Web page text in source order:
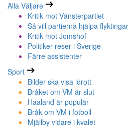
Alla Väljare
Kritik mot Vänsterpartiet
Så vill partierna hjälpa flyktingar
Kritik mot Jomshof
Politiker reser i Sverige
Färre assistenter
Sport
Bilder ska visa idrott
Bråket om VM är slut
Haaland är populär
Bråk om VM i fotboll
Mjällby vidare i kvalet